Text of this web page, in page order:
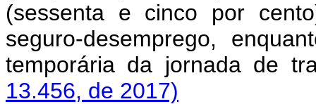
(sessenta e cinco por
seguro-desemprego,
temporária da jornada de
13.456, de 2017)